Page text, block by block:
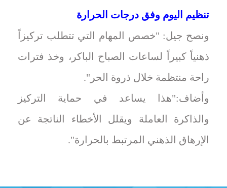
تنظيم اليوم وفق درجات الحرارة
ونصح جيل: "خصص المهام التي تتطلب تركيزاً
ذهنياً كبيراً لساعات الصباح الباكر، وخذ فترات
راحة منتظمة خلال ذروة الحر".
وأضاف:"هذا يساعد في حماية التركيز
والذاكرة العاملة ويقلل الأخطاء الناتجة عن
الإرهاق الذهني المرتبط بالحرارة".